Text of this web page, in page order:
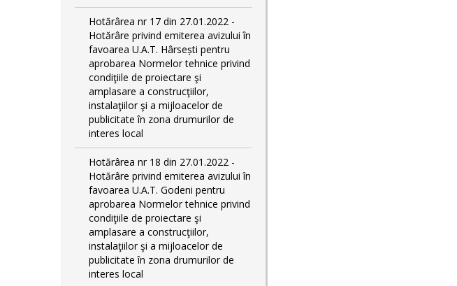
Hotărârea nr 17 din 27.01.2022 -
Hotărâre privind emiterea avizului în
favoarea U.A.T. Hârsești pentru
aprobarea Normelor tehnice privind
condiţiile de proiectare şi
amplasare a construcţiilor,
instalaţiilor şi a mijloacelor de
publicitate în zona drumurilor de
interes local
Hotărârea nr 18 din 27.01.2022 -
Hotărâre privind emiterea avizului în
favoarea U.A.T. Godeni pentru
aprobarea Normelor tehnice privind
condiţiile de proiectare şi
amplasare a construcţiilor,
instalaţiilor şi a mijloacelor de
publicitate în zona drumurilor de
interes local